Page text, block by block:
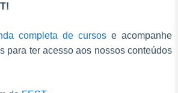
completa de cursos e acompanhe
para ter acesso aos nossos conteúdos